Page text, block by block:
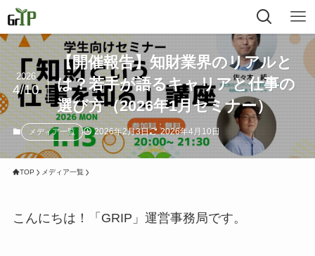
【開催報告】知財業界のリアルと
は？若手が語るキャリアと仕事の
選び方（2026年1月セミナー）
2026
4/10
メディア一覧 2026年2月3日 2026年4月10日
TOP メディア一覧
こんにちは！「GRIP」運営事務局です。